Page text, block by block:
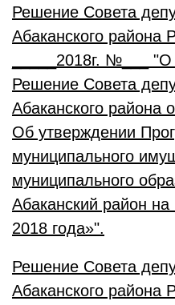
Решение Совета
Абаканского района
_____2018г. №___
Решение Совета
Абаканского района
Об утверждении
муниципального
муниципального
Абаканский район
2018 года»".
Решение Совета
Абаканского района